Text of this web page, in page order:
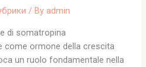
/ Byadmin
di somatropina
come ormone della crescita
un ruolo fondamentale nella